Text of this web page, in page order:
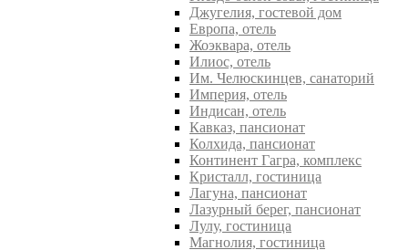
Джугелия, гостевой дом
Европа, отель
Жоэквара, отель
Илиос, отель
Им. Челюскинцев, санаторий
Империя, отель
Индисан, отель
Кавказ, пансионат
Колхида, пансионат
Континент Гагра, комплекс
Кристалл, гостиница
Лагуна, пансионат
Лазурный берег, пансионат
Лулу, гостиница
Магнолия, гостиница